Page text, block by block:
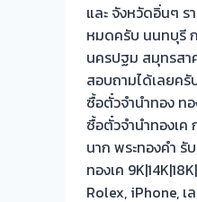
และ จังหวัดอิ่นๆ ร
หมดครับ นนทบุรี
นครปฐม สมุทรส
สอบถามได้เลยครั
ซื้อตั๋วจำนำทอง ท
ซื้อตั๋วจำนำทองเค
นาก พระทองคำ
ทองเค
Rolex, iPhone,